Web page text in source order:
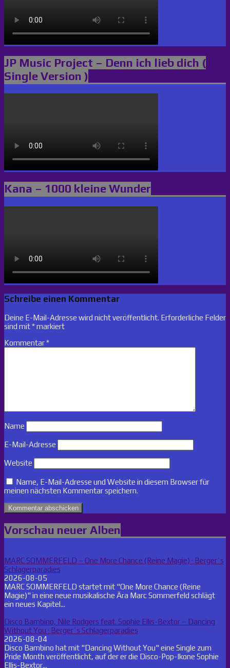
JP Music Project – Denn ich lieb dich (
Single Version )
Kana – 1000 kleine Wunder
Schreibe einen Kommentar
Deine E-Mail-Adresse wird nicht veröffentlicht. Erforderliche Felder
sind mit*markiert
Kommentar*
Name
E-Mail-Adresse
Website
Name, E-Mail-Adresse und Website in diesem Browser für
meinen nächsten Kommentar speichern.
Vorschau neuer Alben
MARC SOMMERFELD – One More Chance (Reine Magie) · Berger´s
Schlagerparadies
2026-08-05
MARC SOMMERFELD startet mit "One More Chance (Reine
Magie)" in eine neue musikalische Ära Marc Sommerfeld schlägt
ein neues Kapitel...
Disco Bambino, Nile Rodgers feat. Sophie Ellis-Bextor – Dancing
Without You · Berger´s Schlagerparadies
2026-08-04
Disco Bambino hat mit "Dancing Without You" eine Single zum
Pride Month veröffentlicht, auf der er die Disco-Pop-Ikone Sophie
Ellis-Bextor...